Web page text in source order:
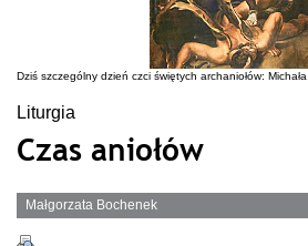
Dziś szczególny dzień czci świętych archaniołów:
Liturgia
Czas aniołów
Małgorzata Bochenek